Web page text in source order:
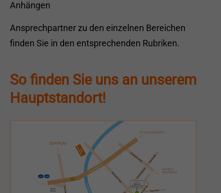
Anhängen
Ansprechpartner zu den einzelnen Bereichen
finden Sie in den entsprechenden Rubriken.
So finden Sie uns an unserem
Hauptstandort!